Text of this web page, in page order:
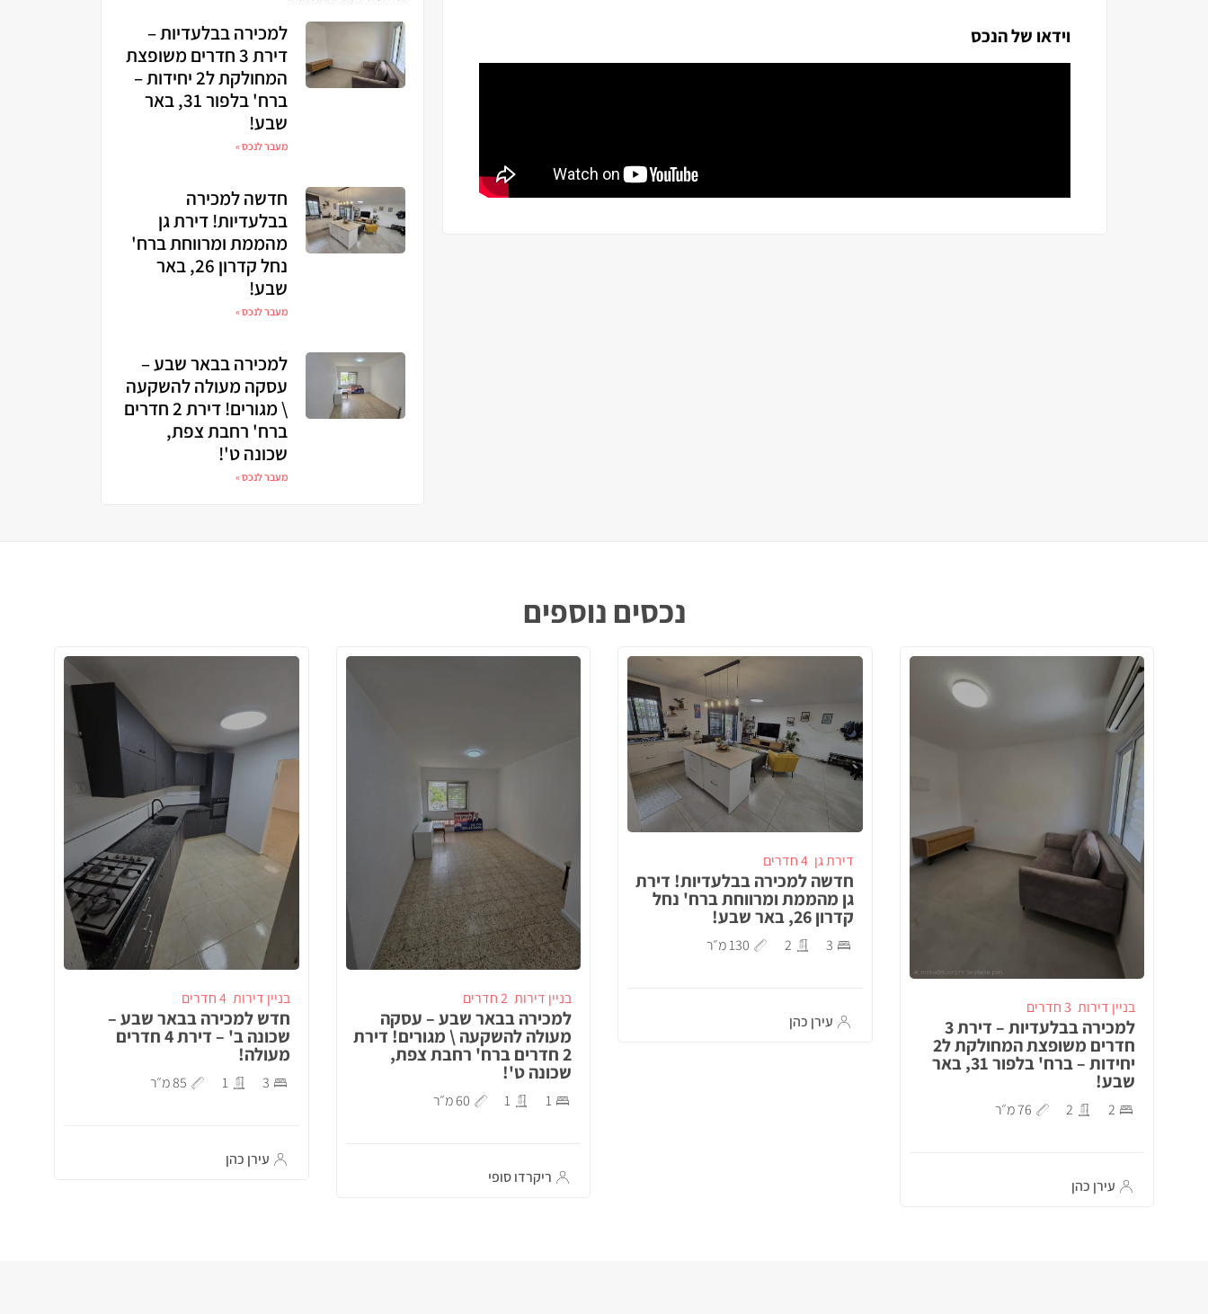
וידאו של הנכס
למכירה בבלעדיות –
דירת 3 חדרים משופצת
המחולקת ל2 יחידות –
ברח' בלפור 31, באר
שבע!
מעבר לנכס »
חדשה למכירה
בבלעדיות! דירת גן
מהממת ומרווחת ברח'
נחל קדרון 26, באר
שבע!
מעבר לנכס »
למכירה בבאר שבע –
עסקה מעולה להשקעה
\ מגורים! דירת 2 חדרים
ברח' רחבת צפת,
שכונה ט'!
מעבר לנכס »
נכסים נוספים
בניין דירות 3 חדרים
למכירה בבלעדיות – דירת 3
חדרים משופצת המחולקת ל2
יחידות – ברח' בלפור 31, באר
שבע!
2
2 76 מ״ר
עירן כהן
דירת גן 4 חדרים
חדשה למכירה בבלעדיות! דירת
גן מהממת ומרווחת ברח' נחל
קדרון 26, באר שבע!
3
2 130 מ״ר
עירן כהן
בניין דירות 2 חדרים
למכירה בבאר שבע – עסקה
מעולה להשקעה \ מגורים! דירת
2 חדרים ברח' רחבת צפת,
שכונה ט'!
1
1 60 מ״ר
ריקרדו סופי
בניין דירות 4 חדרים
חדש למכירה בבאר שבע –
שכונה ב' – דירת 4 חדרים
מעולה!
3
1 85 מ״ר
עירן כהן